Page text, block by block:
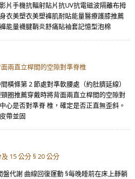
片手機抗輻射貼片抗UV抗電磁波隔離布拇
衣美塑衣美塑褲肌耐貼能量醫療護膝推薦
能量襪腱鞘炎舒痛貼袖套記憶型泡棉
兩直立桿間的空隙對準脊椎
橫條第 2 節處對準軟腰處（約肚臍延線）
圈推薦穿戴時將背面兩直立桿間的空隙對
心是否對準脊 椎，確定是否正直無歪斜。
帶並固
15 公分 § 20 公分
代謝 曲線回復運動 §每晚睡前在床上靜躺